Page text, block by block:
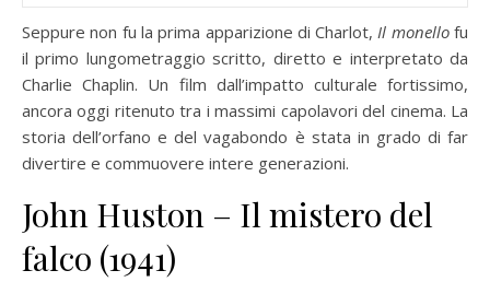
Seppure non fu la prima apparizione di Charlot,Il monellofu
il primo lungometraggio scritto, diretto e interpretato da
Charlie Chaplin. Un film dall’impatto culturale fortissimo,
ancora oggi ritenuto tra i massimi capolavori del cinema. La
storia dell’orfano e del vagabondo è stata in grado di far
divertire e commuovere intere generazioni.
John Huston – Il mistero del
falco (1941)